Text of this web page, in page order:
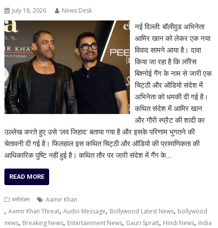
July 18, 2026 News Desk
नई दिल्ली: बॉलीवुड अभिनेता
आमिर खान को लेकर एक नया
विवाद सामने आया है। दावा
किया जा रहा है कि लॉरेंस
बिश्नोई गैंग के नाम से जारी एक
चिट्ठी और ऑडियो संदेश में
अभिनेता को धमकी दी गई है।
कथित संदेश में आमिर खान
और गौरी स्प्रैट की शादी का
उल्लेख करते हुए उसे ‘लव जिहाद’ बताया गया है और इसके परिणाम भुगतने की
चेतावनी दी गई है। फिलहाल इस कथित चिट्ठी और ऑडियो की प्रामाणिकता की
आधिकारिक पुष्टि नहीं हुई है। कथित तौर पर जारी संदेश में गैंग के…
READ MORE
मनोरंजन Aamir Khan
,Aamir Khan Threat,Audio Message, Bollywood Latest News, bollywood
news, Breaking News, Entertainment News, Gauri Spratt, Hindi News, India